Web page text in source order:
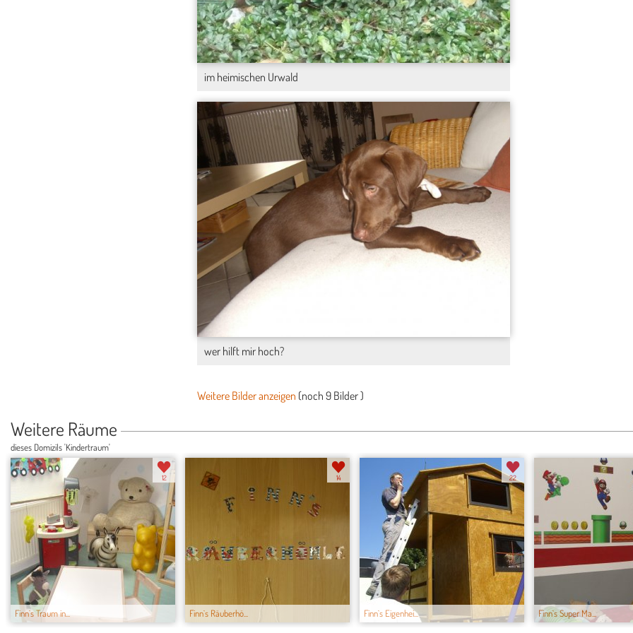
im heimischen Urwald
wer hilft mir hoch?
Weitere Bilder anzeigen (noch 9 Bilder)
Weitere Räume
dieses Domizils 'Kindertraum'
Finn`s Traum in...
12
Finn`s Räuberhö...
14
Finn`s Eigenhei...
22
Finn`s Super Ma...